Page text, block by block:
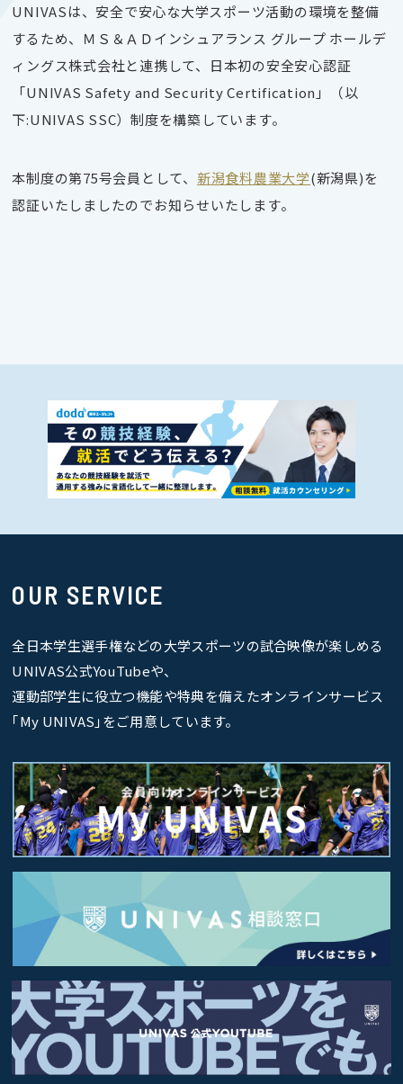
UNIVASは、安全で安心な大学スポーツ活動の環境を整備
するため、ＭＳ＆ＡＤインシュアランス グループ ホールデ
ィングス株式会社と連携して、日本初の安全安心認証
「UNIVAS Safety and Security Certification」（以
下:UNIVAS SSC）制度を構築しています。
本制度の第75号会員として、 新潟食料農業大学(新潟県)を
認証いたしましたのでお知らせいたします。
OUR SERVICE
全日本学生選手権などの大学スポーツの試合映像が楽しめる
UNIVAS公式YouTubeや、
運動部学生に役立つ機能や特典を備えたオンラインサービス
｢My UNIVAS｣をご用意しています。